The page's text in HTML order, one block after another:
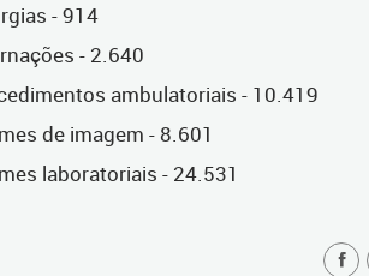
- 914
- 2.640
ambulatoriais - 10.419
de imagem - 8.601
laboratoriais - 24.531